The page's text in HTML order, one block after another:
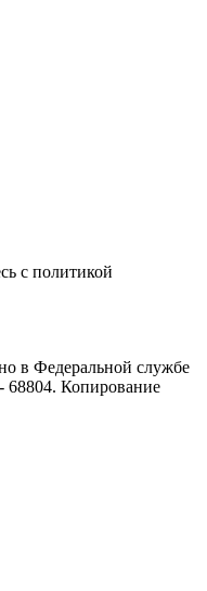
с политикой
в Федеральной службе
68804. Копирование